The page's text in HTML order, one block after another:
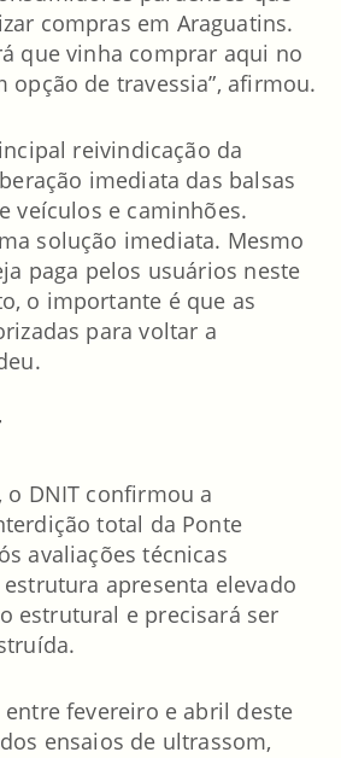
compras em Araguatins.
que vinha comprar aqui no
opção de travessia”, afirmou.
reivindicação da
imediata das balsas
veículos e caminhões.
solução imediata. Mesmo
paga pelos usuários neste
o importante é que as
para voltar a
DNIT confirmou a
total da Ponte
avaliações técnicas
apresenta elevado
estrutural e precisará ser
entre fevereiro e abril deste
ensaios de ultrassom,